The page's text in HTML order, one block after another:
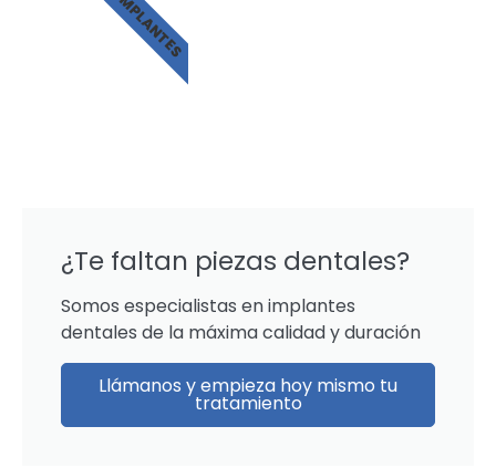
¿Te faltan piezas dentales?
Somos especialistas en implantes
dentales de la máxima calidad y duración
Llámanos y empieza hoy mismo tu
tratamiento
IMPLANTES